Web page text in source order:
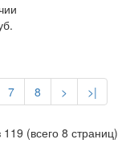
7 8 > >|
(всего 8 страниц)